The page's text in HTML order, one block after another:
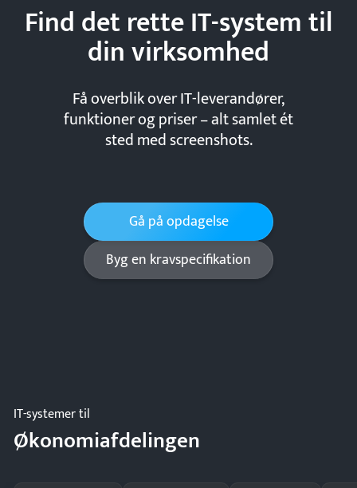
Find det rette IT-system til
dinvirksomhed
Få overblik over IT-leverandører,
funktioner og priser – alt samlet ét
sted med screenshots.
Gå på opdagelse
Byg en kravspecifikation
IT-systemer til
Økonomiafdelingen